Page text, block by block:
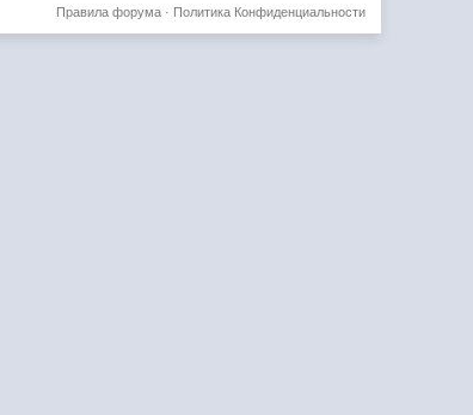
Политика Конфиденциальности
Правила форума·